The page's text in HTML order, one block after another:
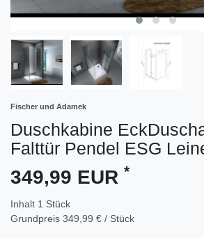
Fischer und Adamek
Duschkabine
Falttür Pendel ESG
349,99 EUR *
Inhalt 1 Stück
Grundpreis 349,99 € / Stück